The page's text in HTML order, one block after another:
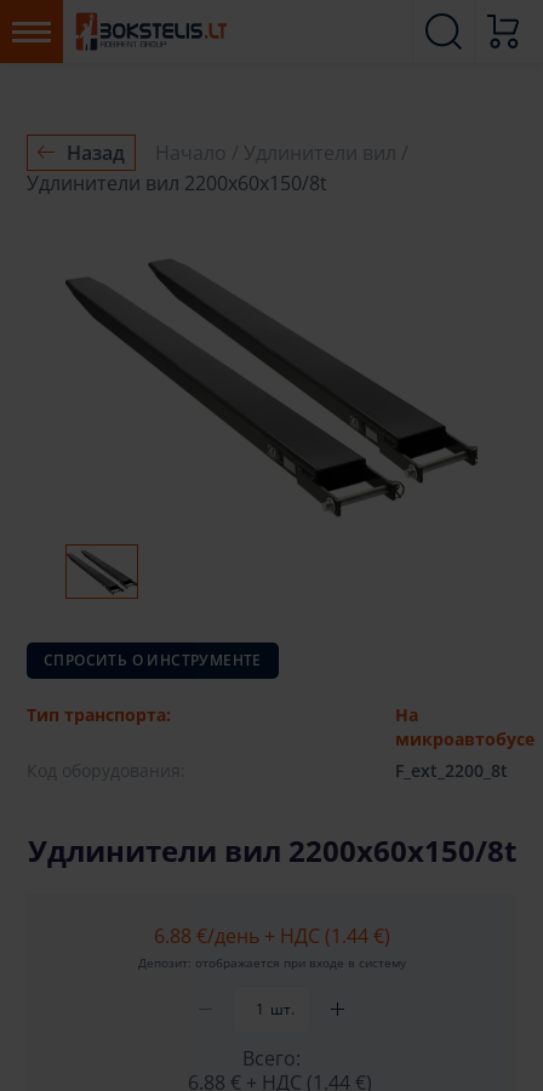
Назад Начало
Удлинители вил
Удлинители вил 2200x60x150/8t
СПРОСИТЬ О ИНСТРУМЕНТЕ
Тип транспорта:
На
микроавтобусе
Код оборудования:
F_ext_2200_8t
Удлинители вил 2200x60x150/8t
6.88 €/день + НДС (1.44 €)
Депозит: отображается при входе в систему
шт.
Всего:
6.88 € + НДС (1.44 €)